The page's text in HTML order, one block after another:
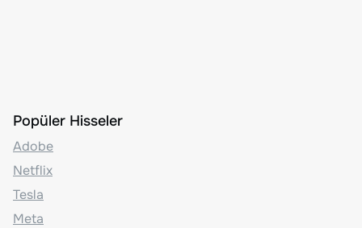
Popüler Hisseler
Adobe
Netflix
Tesla
Meta